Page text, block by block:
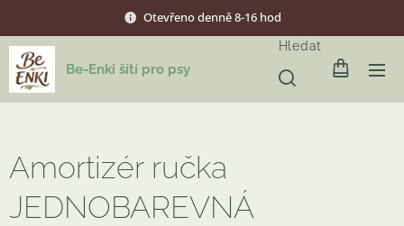
Otevřeno denně 8-16 hod
Be-Enki šítí pro psy
Hledat
Amortizér ručka
JEDNOBAREVNÁ